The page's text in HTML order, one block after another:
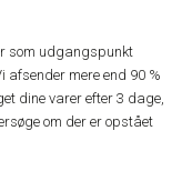
som udgangspunkt
mere end 90 %
dine varer efter 3 dage,
om der er opstået